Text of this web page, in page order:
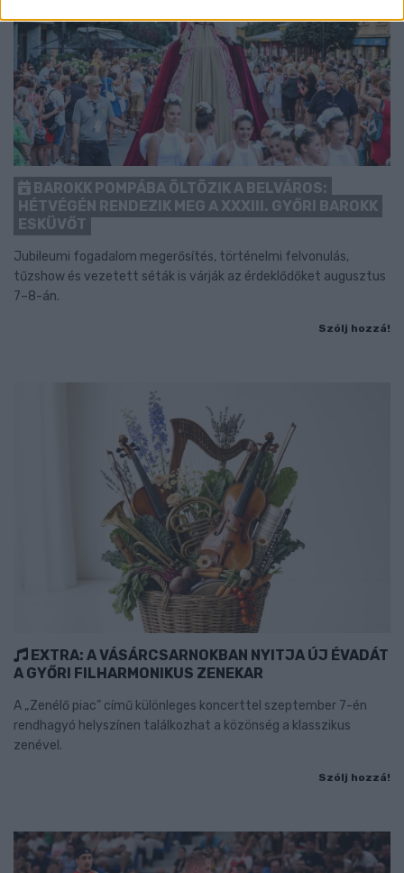
BAROKK POMPÁBA ÖLTÖZIK A BELVÁROS:
HÉTVÉGÉN RENDEZIK MEG A XXXIII. GYŐRI BAROKK
ESKÜVŐT
Jubileumi fogadalom megerősítés, történelmi felvonulás,
tűzshow és vezetett séták is várják az érdeklődőket augusztus
7–8-án.
Szólj hozzá!
EXTRA: A VÁSÁRCSARNOKBAN NYITJA ÚJ ÉVADÁT
A GYŐRI FILHARMONIKUS ZENEKAR
A „Zenélő piac” című különleges koncerttel szeptember 7-én
rendhagyó helyszínen találkozhat a közönség a klasszikus
zenével.
Szólj hozzá!